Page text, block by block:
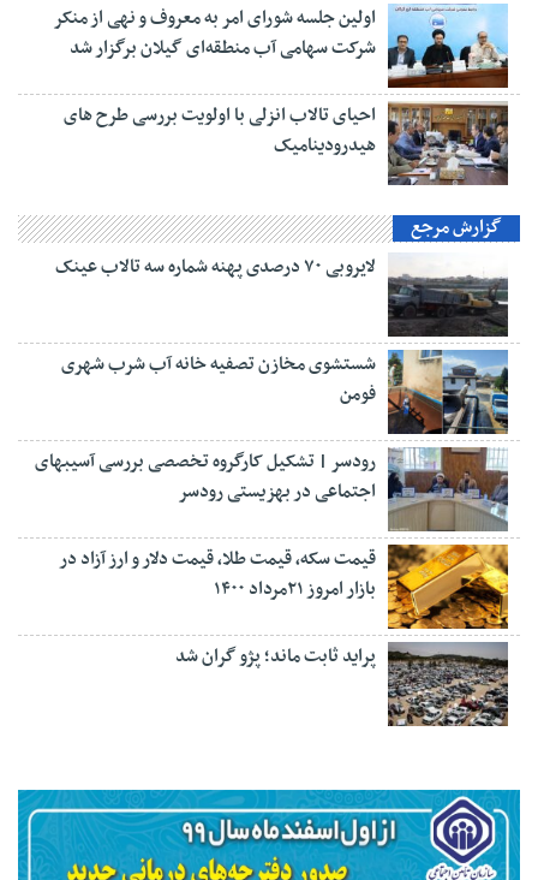
اولین جلسه شورای امر به معروف و نهی از منکر
شرکت سهامی آب منطقه‌ای گیلان برگزار شد
احیای تالاب انزلی با اولویت بررسی طرح های
هیدرودینامیک
گزارش مرجع
لایروبی ۷۰ درصدی پهنه شماره سه تالاب عینک
شستشوی مخازن تصفیه خانه آب شرب شهری
فومن
رودسر | تشکیل کارگروه تخصصی بررسی آسیبهای
اجتماعی در بهزیستی رودسر
قیمت سکه، قیمت طلا، قیمت دلار و ارز آزاد در
بازار امروز ۲۱مرداد ۱۴۰۰
پراید ثابت ماند؛ پژو گران شد